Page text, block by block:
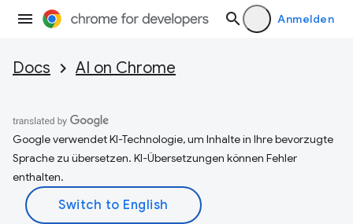
Anmelden
Docs AI on Chrome
Google verwendet KI-Technologie, um Inhalte in Ihre bevorzugte
Sprache zu übersetzen. KI-Übersetzungen können Fehler
enthalten.